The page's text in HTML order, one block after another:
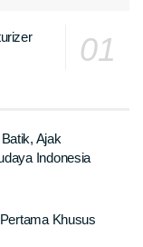
Ajak
Indonesia
Khusus